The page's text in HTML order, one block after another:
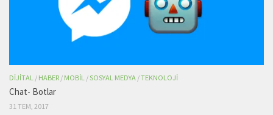
DIJITAL / HABER / MOBIL /SOSYAL MEDYA /TEKNOLOJI
Chat- Botlar
31 TEM, 2017